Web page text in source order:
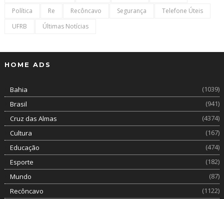
Política
Re Recôncavo Segurança
Telefone Úteis
UFRB
Últimas Notícias
HOME ADS
Bahia
(1039)
Brasil
(941)
Cruz das Almas
(4374)
Cultura
(167)
Educação
(474)
Esporte
(182)
Mundo
(87)
Recôncavo
(1122)